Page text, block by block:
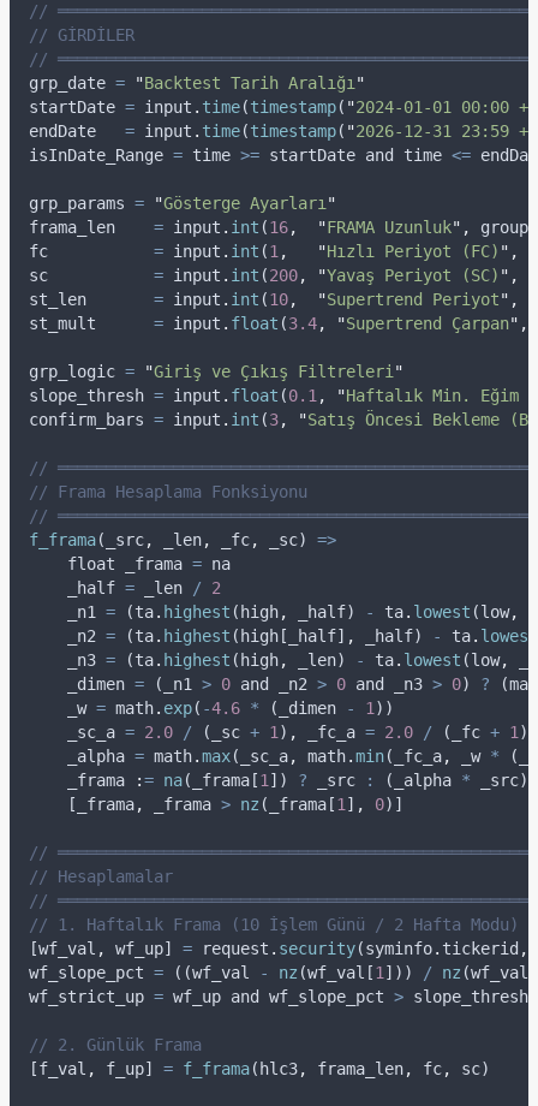
//
// GİRDİLER
//
grp_date = "Backtest Tarih Aralığı"
startDate = input . time(timestamp( "2024-01-01 00:00
endDate
= input . time(timestamp( "2026-12-31 23:59
isInDate_Range = time >= startDate and time <=
grp_params = "Gösterge Ayarları"
frama_len
= input . int (16, "FRAMA Uzunluk" , group
fc
= input . int (1, "Hızlı Periyot (FC) " ,
sc
= input . int (200, "Yavaş Periyot (SC) " ,
st_len
= input . int (10, "Supertrend Periyot" ,
st_mult
= input . float (3.4, "Supertrend Çarpan" ,
grp_logic = "Giriş ve Çıkış Filtreleri"
slope_thresh = input . float (0.1, "Haftalık Min. Eğim
confirm_bars = input . int (3, "Satış Öncesi Bekleme
//
// Frama Hesaplama Fonksiyonu
//
f_frama( _src, _len, _fc, _sc) =>
float
_frama = na
_half = _len /
2
_n1 = (ta. highest ( high, _half) - ta. lowest (low,
_n2 = (ta. highest ( high [ _half] , _half) - ta. lowest
_n3 = (ta. highest ( high, _len) - ta. lowest (low,
_dimen = ( _n1 > 0 and _n2 > 0 and _n3 > 0) ? (
_w = math. exp( -4.6 * ( _dimen - 1))
_sc_a = 2.0 / ( _sc + 1) , _fc_a = 2.0 / ( _fc + 1)
_alpha = math.max( _sc_a, math.min( _fc_a, _w * (
    _frama
:= na( _frama [1]) ? _src : ( _alpha * _src)
    [
_frama, _frama > nz ( _frama [1] , 0)]
//
// Hesaplamalar
//
// 1. Haftalık Frama (10 İşlem Günü / 2 Hafta Modu)
[wf_val , wf_up] = request . security(syminfo. tickerid ,
wf_slope_pct = ((wf_val - nz (wf_val [1])) / nz (wf_val
wf_strict_up = wf_up and wf_slope_pct > slope_thresh
// 2. Günlük Frama
[f_val , f_up] = f_frama( hlc3, frama_len, fc, sc)